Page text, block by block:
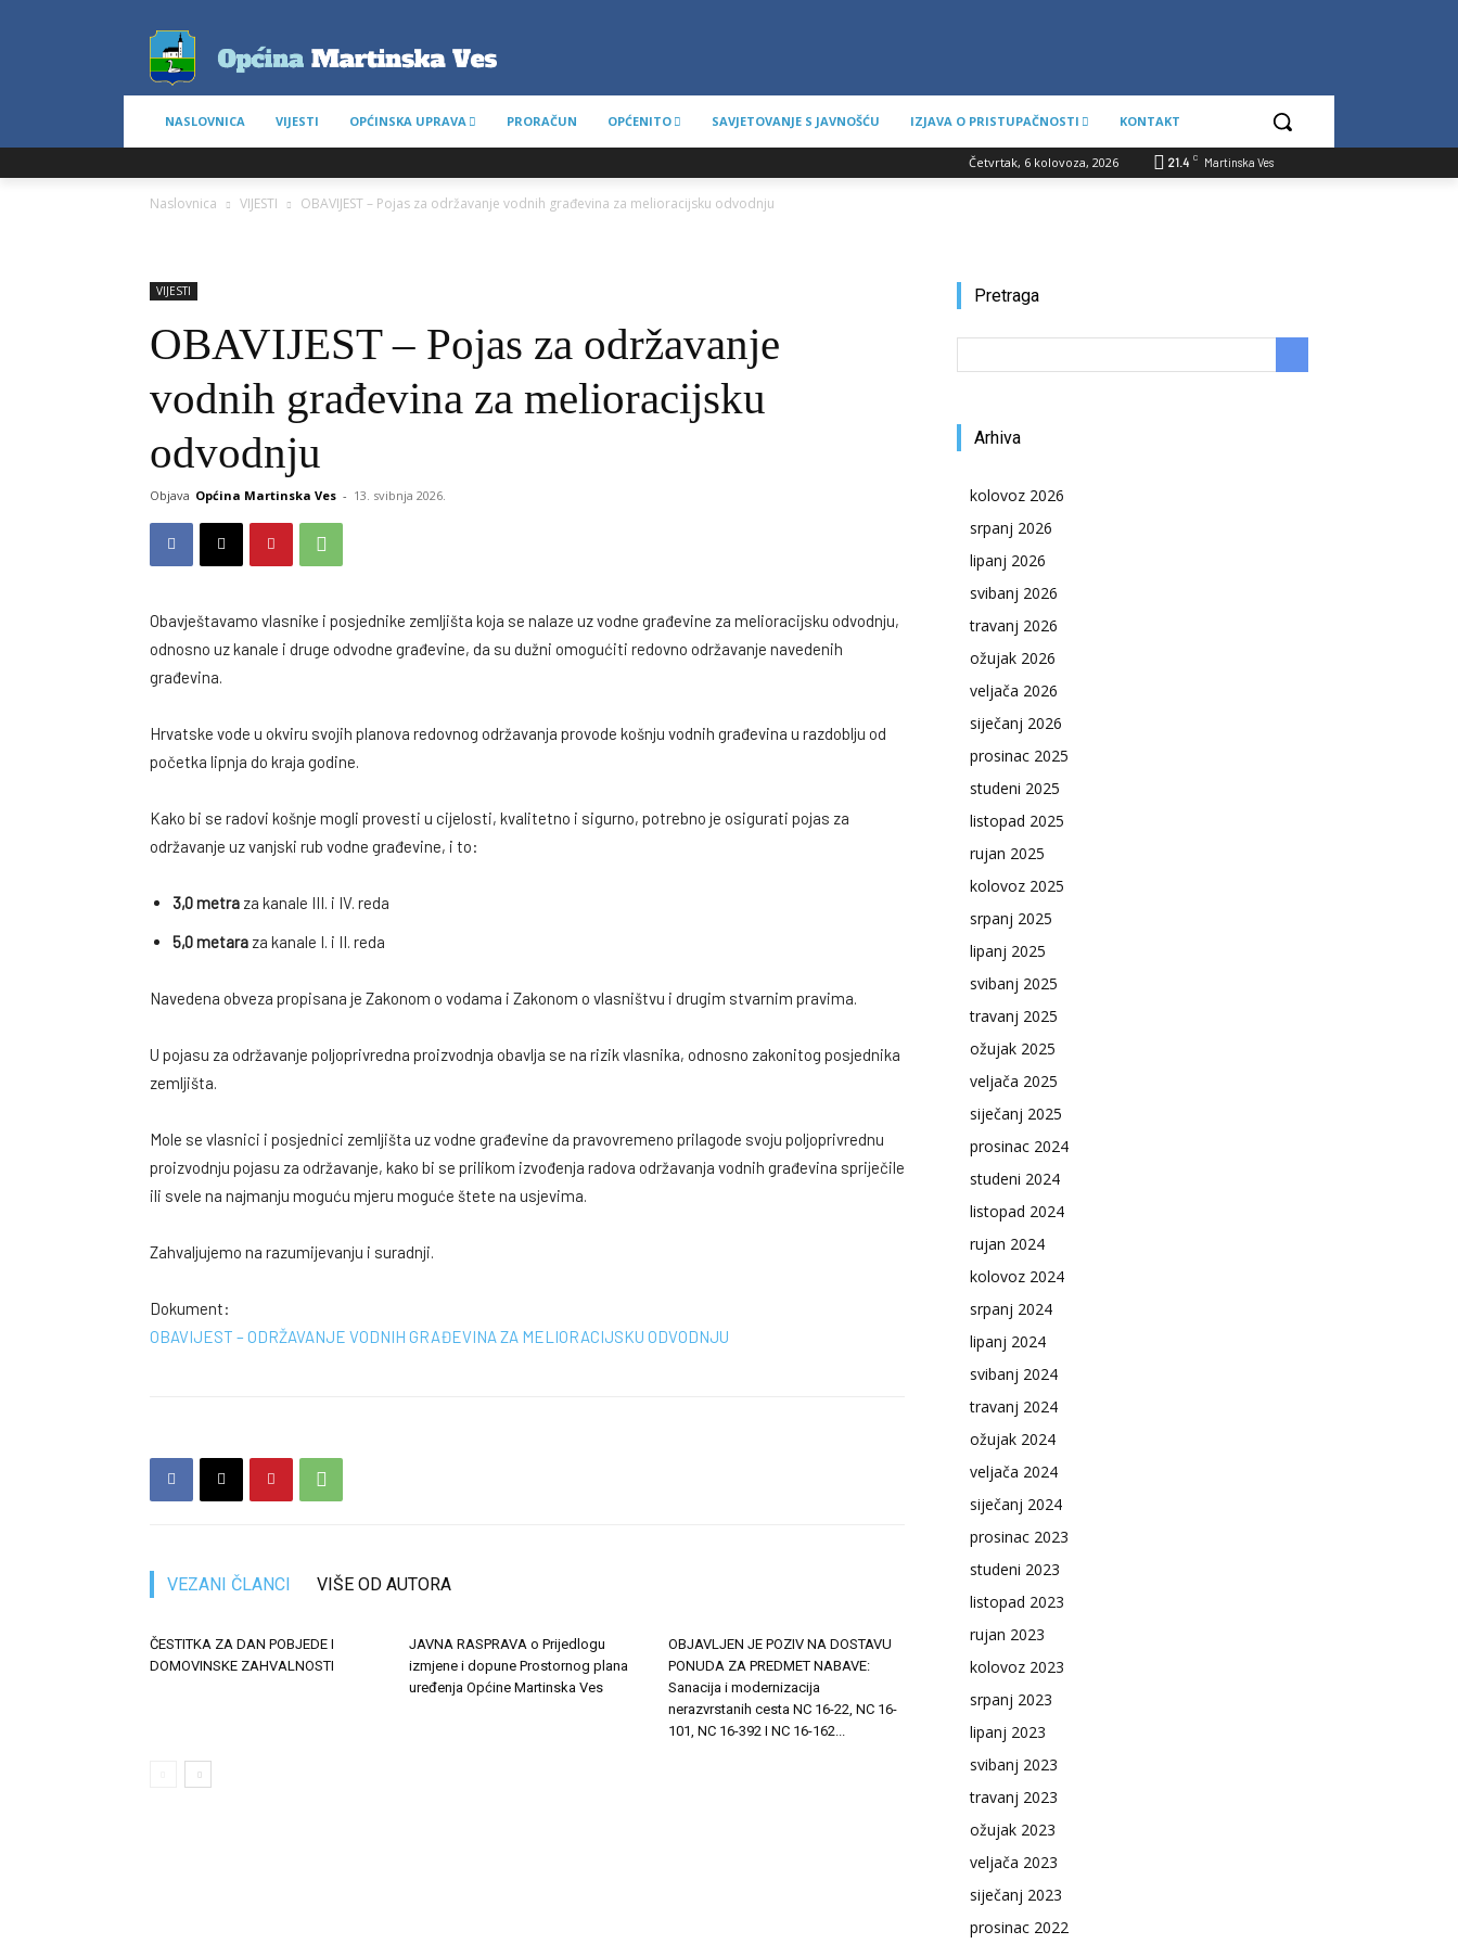
NASLOVNICA VIJESTI OPĆINSKA UPRAVA PRORAČUN OPĆENITO SAVJETOVANJE S JAVNOŠĆU IZJAVA O PRISTUPAČNOSTI KONTAKT
21.4 C Martinska Ves
Četvrtak, 6 kolovoza, 2026
Naslovnica VIJESTI OBAVIJEST – Pojas za održavanje vodnih građevina za melioracijsku odvodnju
VIJESTI
OBAVIJEST – Pojas za održavanje
vodnih građevina za melioracijsku
odvodnju
Objava Općina Martinska Ves - 13. svibnja 2026.
Obavještavamo vlasnike i posjednike zemljišta koja se nalaze uz vodne građevine za melioracijsku odvodnju,
odnosno uz kanale i druge odvodne građevine, da su dužni omogućiti redovno održavanje navedenih
građevina.
Hrvatske vode u okviru svojih planova redovnog održavanja provode košnju vodnih građevina u razdoblju od
početka lipnja do kraja godine.
Kako bi se radovi košnje mogli provesti u cijelosti, kvalitetno i sigurno, potrebno je osigurati pojas za
održavanje uz vanjski rub vodne građevine, i to:
3,0 metra za kanale III. i IV. reda
5,0 metara za kanale I. i II. reda
Navedena obveza propisana je Zakonom o vodama i Zakonom o vlasništvu i drugim stvarnim pravima.
U pojasu za održavanje poljoprivredna proizvodnja obavlja se na rizik vlasnika, odnosno zakonitog posjednika
zemljišta.
Mole se vlasnici i posjednici zemljišta uz vodne građevine da pravovremeno prilagode svoju poljoprivrednu
proizvodnju pojasu za održavanje, kako bi se prilikom izvođenja radova održavanja vodnih građevina spriječile
ili svele na najmanju moguću mjeru moguće štete na usjevima.
Zahvaljujemo na razumijevanju i suradnji.
Dokument:
OBAVIJEST – ODRŽAVANJE VODNIH GRAĐEVINA ZA MELIORACIJSKU ODVODNJU
VEZANI ČLANCI VIŠE OD AUTORA
ČESTITKA ZA DAN POBJEDE I
DOMOVINSKE ZAHVALNOSTI
JAVNA RASPRAVA o Prijedlogu
izmjene i dopune Prostornog plana
uređenja Općine Martinska Ves
OBJAVLJEN JE POZIV NA DOSTAVU
PONUDA ZA PREDMET NABAVE:
Sanacija i modernizacija
nerazvrstanih cesta NC 16-22, NC 16-
101, NC 16-392 I NC 16-162...
Pretraga
Arhiva
kolovoz 2026
srpanj 2026
lipanj 2026
svibanj 2026
travanj 2026
ožujak 2026
veljača 2026
siječanj 2026
prosinac 2025
studeni 2025
listopad 2025
rujan 2025
kolovoz 2025
srpanj 2025
lipanj 2025
svibanj 2025
travanj 2025
ožujak 2025
veljača 2025
siječanj 2025
prosinac 2024
studeni 2024
listopad 2024
rujan 2024
kolovoz 2024
srpanj 2024
lipanj 2024
svibanj 2024
travanj 2024
ožujak 2024
veljača 2024
siječanj 2024
prosinac 2023
studeni 2023
listopad 2023
rujan 2023
kolovoz 2023
srpanj 2023
lipanj 2023
svibanj 2023
travanj 2023
ožujak 2023
veljača 2023
siječanj 2023
prosinac 2022